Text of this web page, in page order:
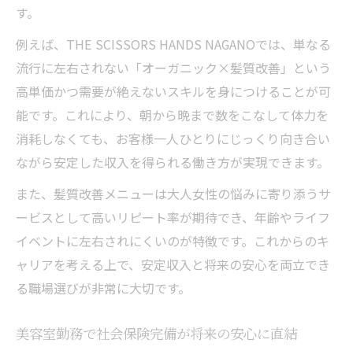
美容師のキャリアを支える社会保険完備の
魅力
結婚出産後も高収入を得るための美容師求
人
数をこなす「体力勝負」からの卒業。完全マン
ツーマンでお客様とじっくり向き合う
高収入を得る完全マンツーマン美容師の働
き方
美容師求人で体力勝負から卒業する方法
社会保険完備で安心して働ける美容室の特
徴
び方
す。
例えば、THE SCISSORS HANDS NAGANOでは、単なる
流行に左右されない「オーガニック×髪質改善」という
高単価かつ需要が絶えないスキルを身につけることが可
能です。これにより、朝から晩まで数をこなして体力を
消耗しなくても、お客様一人ひとりにじっくり向き合い
ながら安定した収入を得られる働き方が実現できます。
また、髪質改善メニューは大人女性の悩みに寄り添うサ
ービスとして高いリピート率が期待でき、年齢やライフ
イベントに左右されにくいのが特徴です。これからのキ
ャリアを考える上で、安定収入と将来の安心を両立でき
る職場選びが非常に大切です。
美容室勤務で社会保険完備が将来の安心に直結